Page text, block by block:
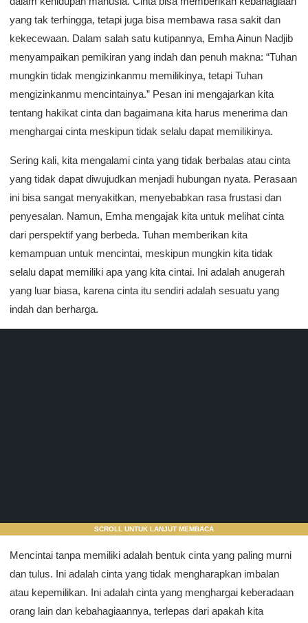
yang tak terhingga, tetapi juga bisa membawa rasa sakit dan
kekecewaan. Dalam salah satu kutipannya, Emha Ainun Nadjib
menyampaikan pemikiran yang indah dan penuh makna: “Tuhan
mungkin tidak mengizinkanmu memilikinya, tetapi Tuhan
mengizinkanmu mencintainya.” Pesan ini mengajarkan kita
tentang hakikat cinta dan bagaimana kita harus menerima dan
menghargai cinta meskipun tidak selalu dapat memilikinya.
Sering kali, kita mengalami cinta yang tidak berbalas atau cinta
yang tidak dapat diwujudkan menjadi hubungan nyata. Perasaan
ini bisa sangat menyakitkan, menyebabkan rasa frustasi dan
penyesalan. Namun, Emha mengajak kita untuk melihat cinta
dari perspektif yang berbeda. Tuhan memberikan kita
kemampuan untuk mencintai, meskipun mungkin kita tidak
selalu dapat memiliki apa yang kita cintai. Ini adalah anugerah
yang luar biasa, karena cinta itu sendiri adalah sesuatu yang
indah dan berharga.
SCROLL UNTUK LANJUT MEMBACA
Mencintai tanpa memiliki adalah bentuk cinta yang paling murni
dan tulus. Ini adalah cinta yang tidak mengharapkan imbalan
atau kepemilikan. Ini adalah cinta yang menghargai keberadaan
orang lain dan kebahagiaannya, terlepas dari apakah kita